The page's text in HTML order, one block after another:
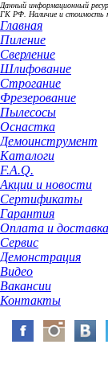
Данный информационный
ГК РФ. Наличие и стоимость
Главная
Пиление
Сверление
Шлифование
Строгание
Фрезерование
Пылесосы
Оснастка
Демоинструмент
Каталоги
F.A.Q.
Акции и новости
Сертификаты
Гарантия
Оплата и доставка
Сервис
Демонстрация
Видео
Вакансии
Контакты